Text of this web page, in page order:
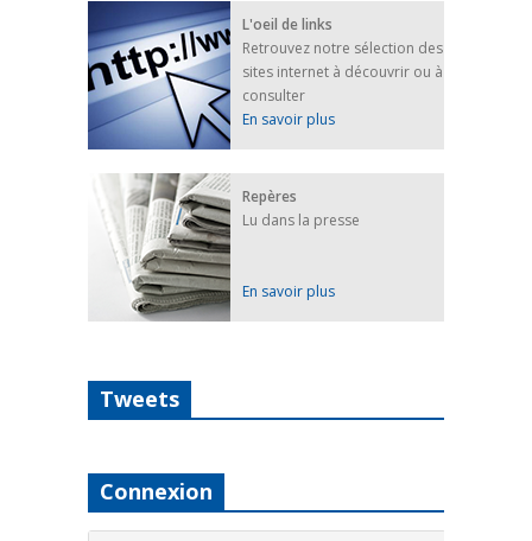
L'oeil de links
Retrouvez notre sélection des
sites internet à découvrir ou à
consulter
En savoir plus
Repères
Lu dans la presse
En savoir plus
Tweets
Connexion